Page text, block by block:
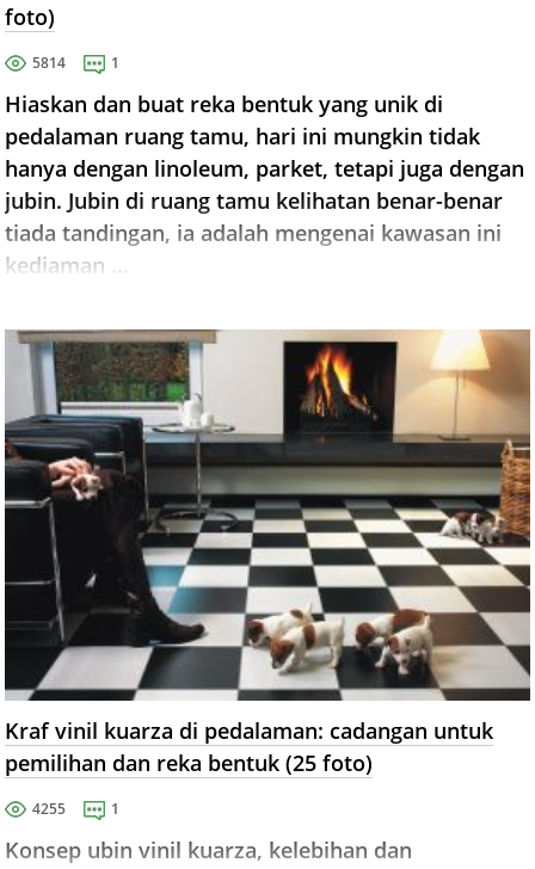
foto)
5814 1
Hiaskan dan buat reka bentuk yang unik di
pedalaman ruang tamu, hari ini mungkin tidak
hanya dengan linoleum, parket, tetapi juga dengan
jubin. Jubin di ruang tamu kelihatan benar-benar
tiada tandingan, ia adalah mengenai kawasan ini
kediaman ...
Kraf vinil kuarza di pedalaman: cadangan untuk
pemilihan dan reka bentuk (25 foto)
4255 1
Konsep ubin vinil kuarza, kelebihan dan